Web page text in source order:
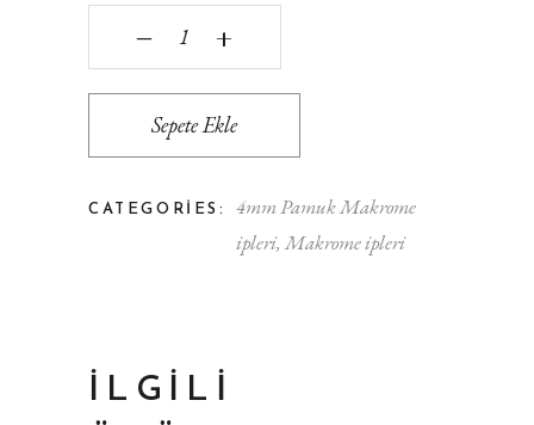
Colorful Şeker Pembe - 4 mm - 3 Büküm -
‒ +
Sepete Ekle
CATEGORIES:
4mm Pamuk Makrome
ipleri,Makrome ipleri
İLGILI